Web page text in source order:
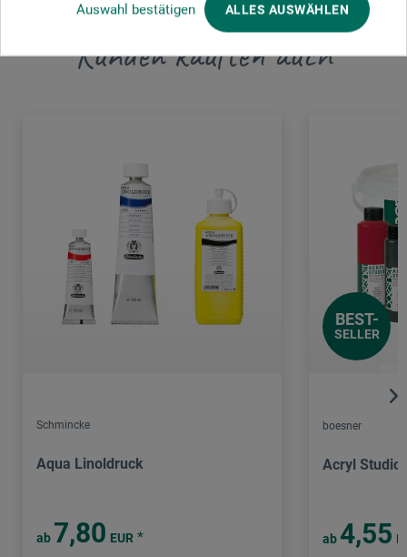
Auswahl bestätigen ALLES AUSWÄHLEN
Kunden kauften auch
Schmincke
Aqua Linoldruck
ab 7,80 EUR *
BEST-
SELLER
boesner
Acryl Studio
ab 4,55